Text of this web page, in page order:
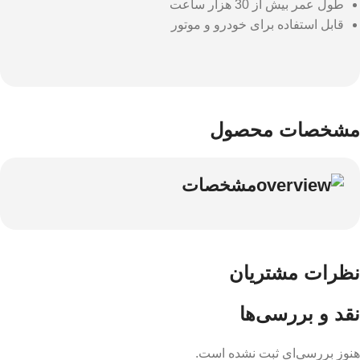
طول عمر بیش از 30 هزار ساعت
قابل استفاده برای خودرو و موتور
مشخصات محصول
مشخصات
نظرات مشتریان
نقد و بررسی‌ها
هنوز بررسی‌ای ثبت نشده است.